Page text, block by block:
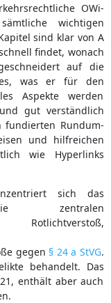
OWi-
wichtigen
sind klar von A
findet, wonach
auf die
was er für den
Aspekte werden
gut verständlich
Rundum-
und hilfreichen
wie Hyperlinks
sich das
zentralen
Rotlichtverstoß,
gegen § 24 a StVG.
behandelt. Das
enthält aber auch